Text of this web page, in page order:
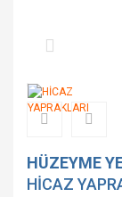
HÜZEYME
HİCAZ